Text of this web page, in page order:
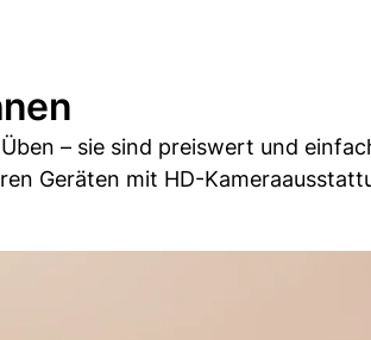
– sie sind preiswert und
Geräten mit HD-